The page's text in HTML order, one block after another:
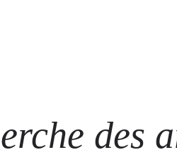
des